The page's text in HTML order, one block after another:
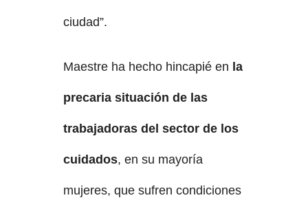
ciudad”.
Maestre ha hecho hincapié en la
precaria situación de las
trabajadoras del sector de los
cuidados, en su mayoría
mujeres, que sufren condiciones